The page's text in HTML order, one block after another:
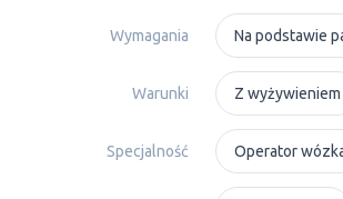
Wymagania Na podstawie
Warunki Z wyżywieniem
Specjalność Operator